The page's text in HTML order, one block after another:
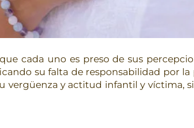
cada uno es preso de sus
su falta de responsabilidad por la
vergüenza y actitud infantil y víctima,